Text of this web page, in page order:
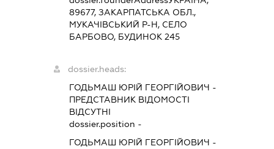
89677, ЗАКАРПАТСЬКА ОБЛ.,
МУКАЧІВСЬКИЙ Р-Н, СЕЛО
БАРБОВО, БУДИНОК 245
dossier.heads:
ГОДЬМАШ ЮРІЙ ГЕОРГІЙОВИЧ -
ПРЕДСТАВНИКВІДОМОСТІ
ВІДСУТНІ
dossier.position -
ГОДЬМАШ ЮРІЙ ГЕОРГІЙОВИЧ -